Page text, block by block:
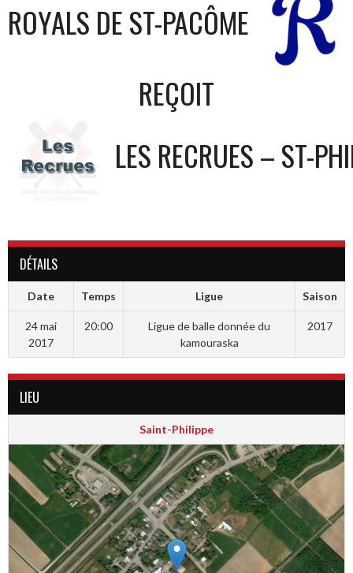
ROYALS DE ST-PACÔME
REÇOIT
LES RECRUES – ST-
DÉTAILS
Date Temps Ligue Saison
24 mai
2017
20:00
Ligue de balle donnée du
kamouraska
2017
LIEU
Saint-Philippe